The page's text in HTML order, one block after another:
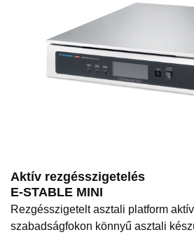
Aktív rezgésszigetelés
E-STABLE MINI
Rezgésszigetelt asztali platform
szabadságfokon könnyű asztali